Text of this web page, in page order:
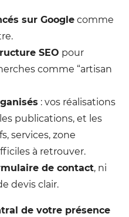
sur Google comme
SEO pour
comme “artisan
: vos réalisations
publications, et les
services, zone
à retrouver.
de contact, ni
devis clair.
de votre présence